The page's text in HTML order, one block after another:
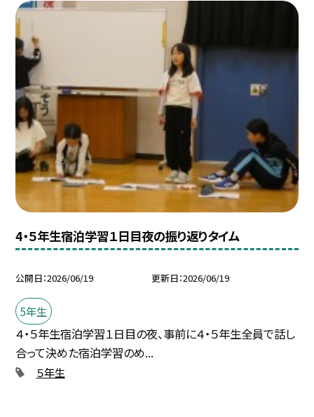
4・５年生宿泊学習１日目夜の振り返りタイム
公開日 2026/06/19 更新日 2026/06/19
5年生
４・５年生宿泊学習１日目の夜、事前に４・５年生全員で話し
合って決めた宿泊学習のめ...
５年生